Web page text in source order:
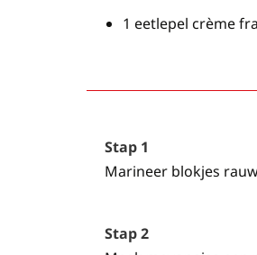
1 eetlepel crème
Stap 1
Marineer blokjes
Stap 2